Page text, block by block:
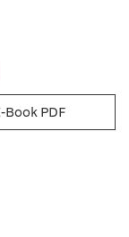
Book PDF